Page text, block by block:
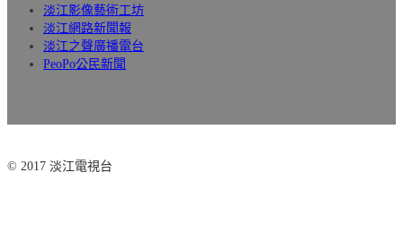
淡江影像藝術工坊
淡江網路新聞報
淡江之聲廣播電台
PeoPo公民新聞
© 2017 淡江電視台